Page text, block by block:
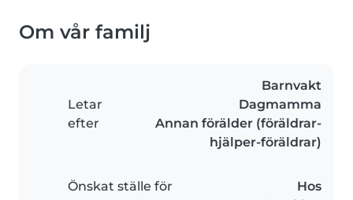
Om vår familj
Letar
efter
Barnvakt
Dagmamma
Annan förälder (föräldrar-
hjälper-föräldrar)
Önskat ställe för
Hos